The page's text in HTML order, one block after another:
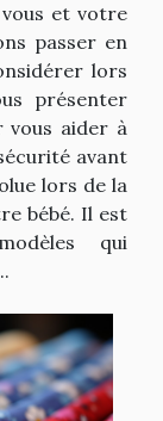
et votre
passer en
lors
présenter
vous aider à
avant
lors de la
bébé. Il est
qui